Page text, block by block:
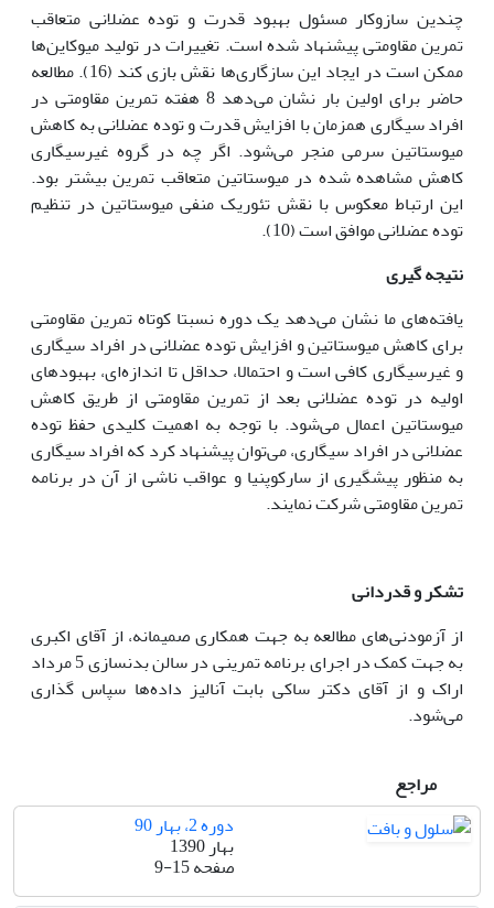
چندین سازوکار مسئول بهبود قدرت و توده عضلانی متعاقب
تمرین مقاومتی پیشنهاد شده است. تغییرات در تولید میوکاین‌ها
ممکن است در ایجاد این سازگاری‌ها نقش بازی کند (16). مطالعه
حاضر برای اولین بار نشان می‌دهد 8 هفته تمرین مقاومتی در
افراد سیگاری همزمان با افزایش قدرت و توده عضلانی به کاهش
میوستاتین سرمی منجر می‌شود. اگر چه در گروه غیرسیگاری
کاهش مشاهده شده در میوستاتین متعاقب تمرین بیشتر بود.
این ارتباط معکوس با نقش تئوریک منفی میوستاتین در تنظیم
توده عضلانی موافق است (10).
نتیجه گیری
یافته‌های ما نشان می‌دهد یک دوره نسبتا کوتاه تمرین مقاومتی
برای کاهش میوستاتین و افزایش توده عضلانی در افراد سیگاری
و غیرسیگاری کافی است و احتمالا، حداقل تا اندازه‌ای، بهبودهای
اولیه در توده عضلانی بعد از تمرین مقاومتی از طریق کاهش
میوستاتین اعمال می‌شود. با توجه به اهمیت کلیدی حفظ توده
عضلانی در افراد سیگاری، می‌توان پیشنهاد کرد که افراد سیگاری
به منظور پیشگیری از سارکوپنیا و عواقب ناشی از آن در برنامه
تمرین مقاومتی شرکت نمایند.
تشکر و قدردانی
از آزمودنی‌های مطالعه به جهت همکاری صمیمانه، از آقای اکبری
به جهت کمک در اجرای برنامه تمرینی در سالن بدنسازی 5 مرداد
اراک و از آقای دکتر ساکی بابت آنالیز داده‌ها سپاس گذاری
می‌شود.
مراجع
دوره 2، بهار 90
بهار 1390
صفحه9-15